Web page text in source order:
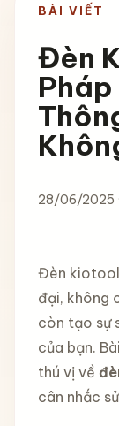
BÀI VIẾT
Đèn
Pháp
28/06/2025
Đèn kiotool
đại, không
còn tạo sự
của bạn.
thú vị về
cân nhắc